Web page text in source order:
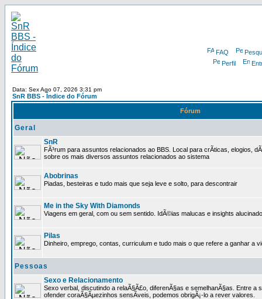
FAQ
Perfil
Data: Sex Ago 07, 2026 3:31 pm
SnR BBS - Índice do Fórum
Fórum
Geral
SnR
FÃ³rum para assuntos relacionados ao BBS. Local para crÃ­ticas, elogios,
sobre os mais diversos assuntos relacionados ao sistema
Abobrinas
Piadas, besteiras e tudo mais que seja leve e solto, para descontrair
Me in the Sky With Diamonds
Viagens em geral, com ou sem sentido. IdÃ©ias malucas e insights
Pilas
Dinheiro, emprego, contas, curriculum e tudo mais o que refere a ganhar a
Pessoas
Sexo e Relacionamento
Sexo verbal, discutindo a relaÃ§Ã£o, diferenÃ§as e semelhanÃ§as. Entre a
ofender coraÃ§Ãµezinhos sensÃ­veis, podemos obrigÃ¡-lo a rever valores.